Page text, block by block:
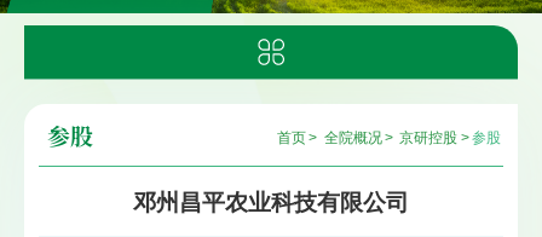
首页> 全院概况> 京研控股 >参股
参股
邓州昌平农业科技有限公司